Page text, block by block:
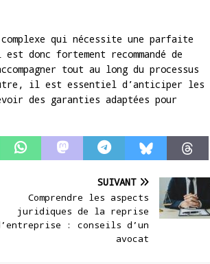
qui nécessite une parfaite
donc fortement recommandé de
tout au long du processus
il est essentiel d’anticiper les
des garanties adaptées pour
SUIVANT
Comprendre les aspects
juridiques de la reprise
: conseils d’un
avocat